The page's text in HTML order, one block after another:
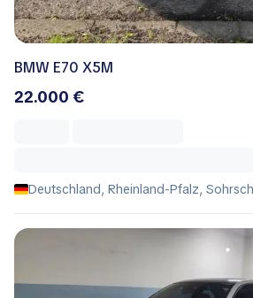
BMW E70 X5M
22.000 €
Deutschland, Rheinland-Pfalz,